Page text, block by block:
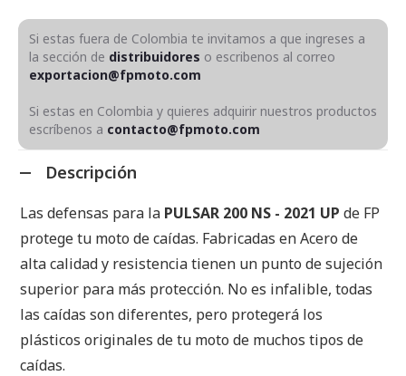
Si estas fuera de Colombia te invitamos a que ingreses a
la sección de distribuidores o escribenos al correo
exportacion@fpmoto.com
Si estas en Colombia y quieres adquirir nuestros productos
escríbenos a contacto@fpmoto.com
Descripción
Las defensas para la PULSAR 200 NS - 2021 UP de FP
protege tu moto de caídas. Fabricadas en Acero de
alta calidad y resistencia tienen un punto de sujeción
superior para más protección. No es infalible, todas
las caídas son diferentes, pero protegerá los
plásticos originales de tu moto de muchos tipos de
caídas.